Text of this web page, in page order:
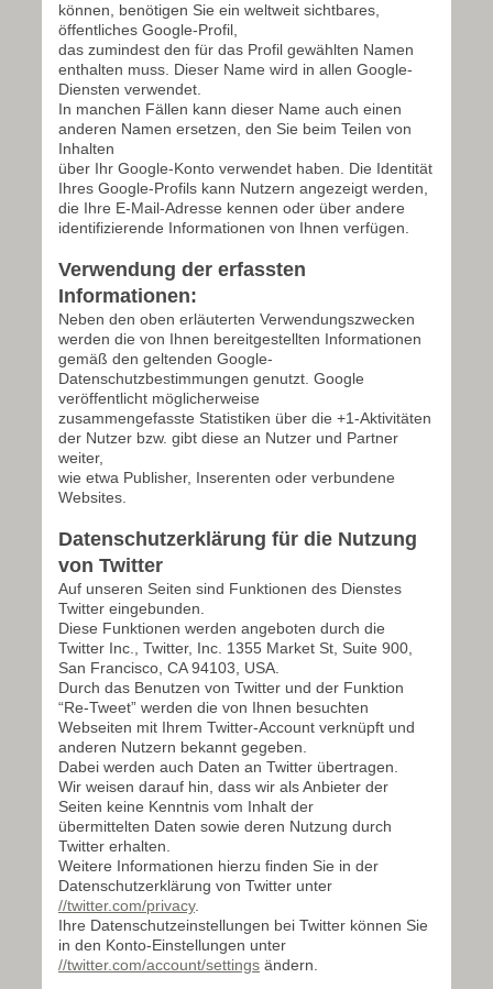
können, benötigen Sie ein weltweit sichtbares,
öffentliches Google-Profil,
das zumindest den für das Profil gewählten Namen
enthalten muss. Dieser Name wird in allen Google-
Diensten verwendet.
In manchen Fällen kann dieser Name auch einen
anderen Namen ersetzen, den Sie beim Teilen von
Inhalten
über Ihr Google-Konto verwendet haben. Die Identität
Ihres Google-Profils kann Nutzern angezeigt werden,
die Ihre E-Mail-Adresse kennen oder über andere
identifizierende Informationen von Ihnen verfügen.
Verwendung der erfassten
Informationen:
Neben den oben erläuterten Verwendungszwecken
werden die von Ihnen bereitgestellten Informationen
gemäß den geltenden Google-
Datenschutzbestimmungen genutzt. Google
veröffentlicht möglicherweise
zusammengefasste Statistiken über die +1-Aktivitäten
der Nutzer bzw. gibt diese an Nutzer und Partner
weiter,
wie etwa Publisher, Inserenten oder verbundene
Websites.
Datenschutzerklärung für die Nutzung
von Twitter
Auf unseren Seiten sind Funktionen des Dienstes
Twitter eingebunden.
Diese Funktionen werden angeboten durch die
Twitter Inc., Twitter, Inc. 1355 Market St, Suite 900,
San Francisco, CA 94103, USA.
Durch das Benutzen von Twitter und der Funktion
“Re-Tweet” werden die von Ihnen besuchten
Webseiten mit Ihrem Twitter-Account verknüpft und
anderen Nutzern bekannt gegeben.
Dabei werden auch Daten an Twitter übertragen.
Wir weisen darauf hin, dass wir als Anbieter der
Seiten keine Kenntnis vom Inhalt der
übermittelten Daten sowie deren Nutzung durch
Twitter erhalten.
Weitere Informationen hierzu finden Sie in der
Datenschutzerklärung von Twitter unter
//twitter.com/privacy.
Ihre Datenschutzeinstellungen bei Twitter können Sie
in den Konto-Einstellungen unter
//twitter.com/account/settings ändern.